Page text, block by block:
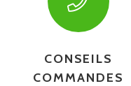
CONSEILS
COMMANDES